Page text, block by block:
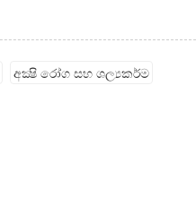
අක්‍ෂි රෝග සහ ශල්‍යකර්ම